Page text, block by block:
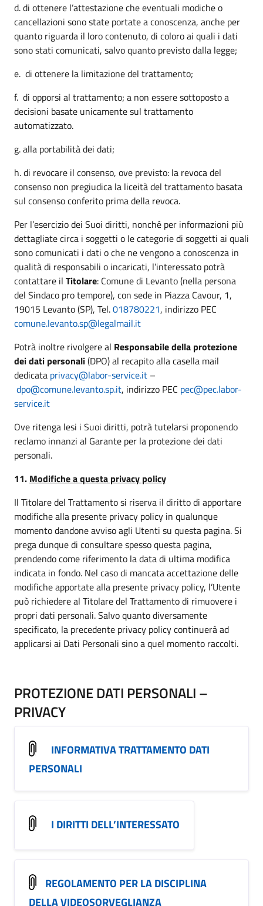
d. di ottenere l’attestazione che eventuali modiche o
cancellazioni sono state portate a conoscenza, anche per
quanto riguarda il loro contenuto, di coloro ai quali i dati
sono stati comunicati, salvo quanto previsto dalla legge;
e. di ottenere la limitazione del trattamento;
f. di opporsi al trattamento; a non essere sottoposto a
decisioni basate unicamente sul trattamento
automatizzato.
g. alla portabilità dei dati;
h. di revocare il consenso, ove previsto: la revoca del
consenso non pregiudica la liceità del trattamento basata
sul consenso conferito prima della revoca.
Per l’esercizio dei Suoi diritti, nonché per informazioni più
dettagliate circa i soggetti o le categorie di soggetti ai quali
sono comunicati i dati o che ne vengono a conoscenza in
qualità di responsabili o incaricati, l’interessato potrà
contattare il Titolare: Comune di Levanto (nella persona
del Sindaco pro tempore), con sede in Piazza Cavour, 1,
19015 Levanto (SP), Tel.018780221, indirizzo PEC
comune.levanto.sp@legalmail.it
Potrà inoltre rivolgere al Responsabile della protezione
dei dati personali(DPO) al recapito alla casella mail
dedicata privacy@labor-service.it –
dpo@comune.levanto.sp.it, indirizzo PEC pec@pec.labor-
service.it
Ove ritenga lesi i Suoi diritti, potrà tutelarsi proponendo
reclamo innanzi al Garante per la protezione dei dati
personali.
11. Modifiche a questa privacy policy
Il Titolare del Trattamento si riserva il diritto di apportare
modifiche alla presente privacy policy in qualunque
momento dandone avviso agli Utenti su questa pagina. Si
prega dunque di consultare spesso questa pagina,
prendendo come riferimento la data di ultima modifica
indicata in fondo. Nel caso di mancata accettazione delle
modifiche apportate alla presente privacy policy, l’Utente
può richiedere al Titolare del Trattamento di rimuovere i
propri dati personali. Salvo quanto diversamente
specificato, la precedente privacy policy continuerà ad
applicarsi ai Dati Personali sino a quel momento raccolti.
PROTEZIONE DATI PERSONALI –
PRIVACY
INFORMATIVA TRATTAMENTO DATI
PERSONALI
I DIRITTI DELL’INTERESSATO
REGOLAMENTO PER LA DISCIPLINA
DELLA VIDEOSORVEGLIANZA